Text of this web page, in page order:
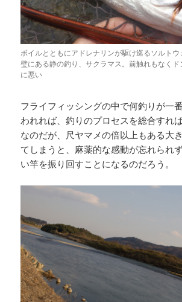
ボイルとともにアドレナリンが駆け巡るソルト
璧にある静の釣り、サクラマス。前触れもなく
に悪い
フライフィッシングの中で何釣りが一
われれば、釣りのプロセスを総合すれ
なのだが、尺ヤマメの倍以上もある大
てしまうと、麻薬的な感動が忘れられ
い竿を振り回すことになるのだろう。